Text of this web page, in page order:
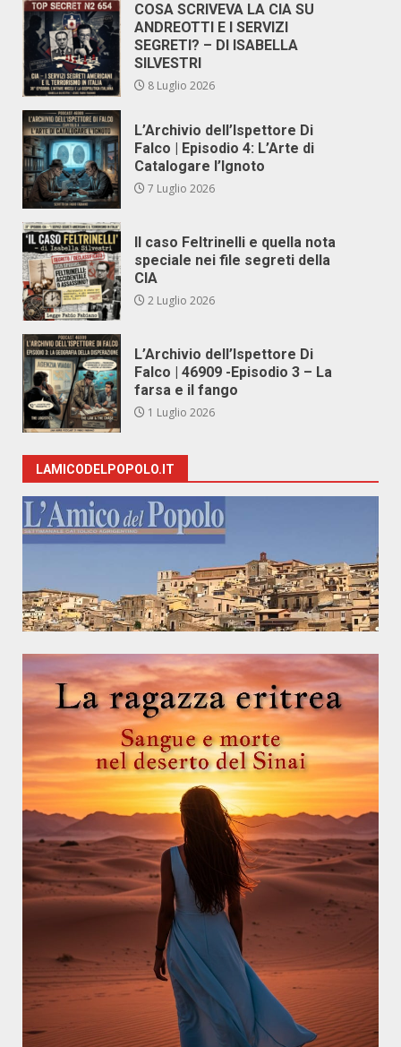
COSA SCRIVEVA LA CIA SU
ANDREOTTI E I SERVIZI
SEGRETI? – DI ISABELLA
SILVESTRI
8 Luglio 2026
L’Archivio dell’Ispettore Di
Falco | Episodio 4: L’Arte di
Catalogare l’Ignoto
7 Luglio 2026
Il caso Feltrinelli e quella nota
speciale nei file segreti della
CIA
2 Luglio 2026
L’Archivio dell’Ispettore Di
Falco | 46909 -Episodio 3 – La
farsa e il fango
1 Luglio 2026
LAMICODELPOPOLO.IT